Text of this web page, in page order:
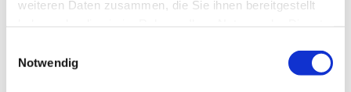
weiteren Daten zusammen, die Sie ihnen bereitgestellt
Notwendig